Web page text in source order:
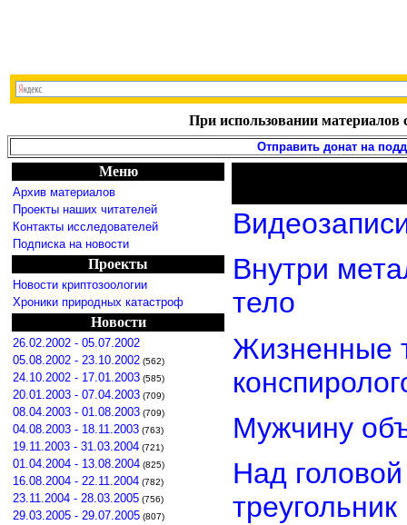
При использовании материалов
Отправить донат на
Меню
Архив материалов
Проекты наших читателей
Контакты исследователей
Подписка на новости
Проекты
Новости криптозоологии
Хроники природных катастроф
Новости
26.02.2002 - 05.07.2002
05.08.2002 - 23.10.2002 (562)
24.10.2002 - 17.01.2003 (585)
20.01.2003 - 07.04.2003 (709)
08.04.2003 - 01.08.2003 (709)
04.08.2003 - 18.11.2003 (763)
19.11.2003 - 31.03.2004 (721)
01.04.2004 - 13.08.2004 (825)
16.08.2004 - 22.11.2004 (782)
23.11.2004 - 28.03.2005 (756)
29.03.2005 - 29.07.2005 (807)
Внутри
тело
Жизненные
Мужчину
Над
треугольник